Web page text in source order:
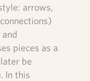
arrows,
pieces as a
be
In this